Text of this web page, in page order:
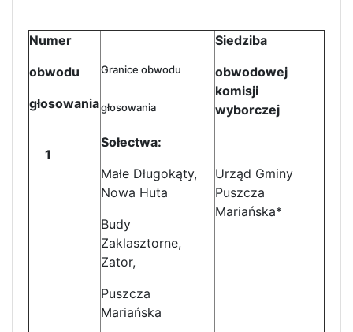
Numer
obwodu
głosowania
Granice obwodu
głosowania
Siedziba
obwodowej
komisji
wyborczej
1
Sołectwa:
Małe Długokąty,
Nowa Huta
Budy
Zaklasztorne,
Zator,
Puszcza
Mariańska
Urząd Gminy
Puszcza
Mariańska*